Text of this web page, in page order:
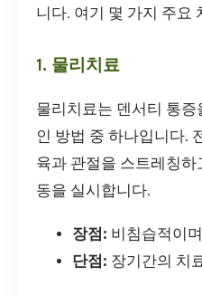
니다. 여기 몇 가지 주요
1. 물리치료
물리치료는 덴서티 통
인 방법 중 하나입니다.
육과 관절을 스트레칭
동을 실시합니다.
장점: 비침습적이
단점: 장기간의 치